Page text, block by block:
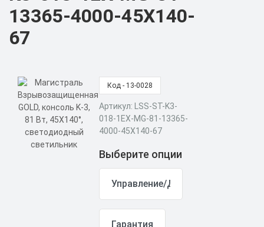
13365-4000-45X140-
67
Код - 13-0028
Артикул: LSS-ST-K3-
018-1EX-MG-81-13365-
4000-45X140-67
Выберите опции